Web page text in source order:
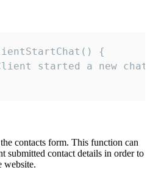
{
started a new
contacts form. This function can
submitted contact details in order to
website.